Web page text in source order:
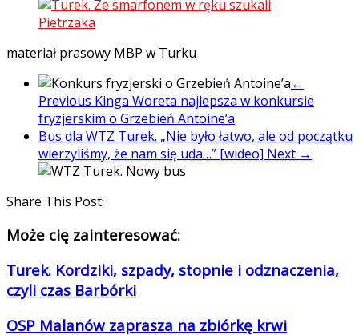
materiał prasowy MBP w Turku
←
Previous Kinga Woreta najlepsza w konkursie
fryzjerskim o Grzebień Antoine’a
Bus dla WTZ Turek. „Nie było łatwo, ale od początku
wierzyliśmy, że nam się uda…” [wideo] Next →
Share This Post:
Może cię zainteresować:
Turek. Kordziki, szpady, stopnie i odznaczenia,
czyli czas Barbórki
OSP Malanów zaprasza na zbiórkę krwi